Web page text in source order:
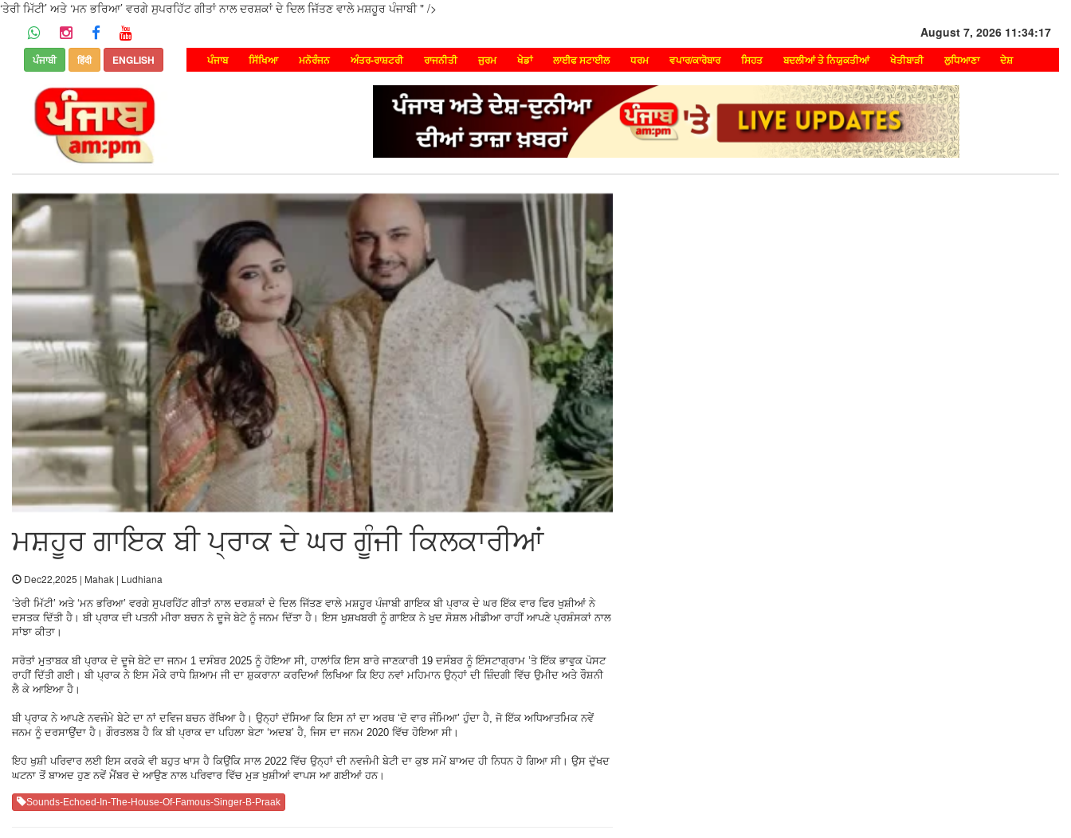
‘ਤੇਰੀ ਮਿੱਟੀ’ ਅਤੇ ‘ਮਨ ਭਰਿਆ’ ਵਰਗੇ ਸੁਪਰਹਿੱਟ ਗੀਤਾਂ ਨਾਲ ਦਰਸ਼ਕਾਂ ਦੇ ਦਿਲ ਜਿੱਤਣ ਵਾਲੇ ਮਸ਼ਹੂਰ ਪੰਜਾਬੀ " />
August 7, 2026 11:34:17
ਪੰਜਾਬੀ हिंदी ENGLISH ਪੰਜਾਬ ਸਿੱਖਿਆ ਮਨੋਰੰਜਨ ਅੰਤਰ-ਰਾਸ਼ਟਰੀ ਰਾਜਨੀਤੀ ਜੁਰਮ ਖੇਡਾਂ ਲਾਈਫ ਸਟਾਈਲ ਧਰਮ ਵਪਾਰ/ਕਾਰੋਬਾਰ ਸਿਹਤ ਬਦਲੀਆਂ ਤੇ ਨਿਯੁਕਤੀਆਂ ਖੇਤੀਬਾੜੀ ਲੁਧਿਆਣਾ ਦੇਸ਼
ਮਸ਼ਹੂਰ ਗਾਇਕ ਬੀ ਪ੍ਰਾਕ ਦੇ ਘਰ ਗੂੰਜੀ ਕਿਲਕਾਰੀਆਂ
Dec22,2025 | Mahak | Ludhiana
‘ਤੇਰੀ ਮਿੱਟੀ’ ਅਤੇ ‘ਮਨ ਭਰਿਆ’ ਵਰਗੇ ਸੁਪਰਹਿੱਟ ਗੀਤਾਂ ਨਾਲ ਦਰਸ਼ਕਾਂ ਦੇ ਦਿਲ ਜਿੱਤਣ ਵਾਲੇ ਮਸ਼ਹੂਰ ਪੰਜਾਬੀ ਗਾਇਕ ਬੀ ਪ੍ਰਾਕ ਦੇ ਘਰ ਇੱਕ ਵਾਰ ਫਿਰ ਖੁਸ਼ੀਆਂ ਨੇ
ਦਸਤਕ ਦਿੱਤੀ ਹੈ। ਬੀ ਪ੍ਰਾਕ ਦੀ ਪਤਨੀ ਮੀਰਾ ਬਚਨ ਨੇ ਦੂਜੇ ਬੇਟੇ ਨੂੰ ਜਨਮ ਦਿੱਤਾ ਹੈ। ਇਸ ਖੁਸ਼ਖਬਰੀ ਨੂੰ ਗਾਇਕ ਨੇ ਖੁਦ ਸੋਸ਼ਲ ਮੀਡੀਆ ਰਾਹੀਂ ਆਪਣੇ ਪ੍ਰਸ਼ੰਸਕਾਂ ਨਾਲ
ਸਾਂਝਾ ਕੀਤਾ।
ਸਰੋਤਾਂ ਮੁਤਾਬਕ ਬੀ ਪ੍ਰਾਕ ਦੇ ਦੂਜੇ ਬੇਟੇ ਦਾ ਜਨਮ 1 ਦਸੰਬਰ 2025 ਨੂੰ ਹੋਇਆ ਸੀ, ਹਾਲਾਂਕਿ ਇਸ ਬਾਰੇ ਜਾਣਕਾਰੀ 19 ਦਸੰਬਰ ਨੂੰ ਇੰਸਟਾਗ੍ਰਾਮ ’ਤੇ ਇੱਕ ਭਾਵੁਕ ਪੋਸਟ
ਰਾਹੀਂ ਦਿੱਤੀ ਗਈ। ਬੀ ਪ੍ਰਾਕ ਨੇ ਇਸ ਮੌਕੇ ਰਾਧੇ ਸ਼ਿਆਮ ਜੀ ਦਾ ਸ਼ੁਕਰਾਨਾ ਕਰਦਿਆਂ ਲਿਖਿਆ ਕਿ ਇਹ ਨਵਾਂ ਮਹਿਮਾਨ ਉਨ੍ਹਾਂ ਦੀ ਜ਼ਿੰਦਗੀ ਵਿੱਚ ਉਮੀਦ ਅਤੇ ਰੌਸ਼ਨੀ
ਲੈ ਕੇ ਆਇਆ ਹੈ।
ਬੀ ਪ੍ਰਾਕ ਨੇ ਆਪਣੇ ਨਵਜੰਮੇ ਬੇਟੇ ਦਾ ਨਾਂ ਦਵਿਜ ਬਚਨ ਰੱਖਿਆ ਹੈ। ਉਨ੍ਹਾਂ ਦੱਸਿਆ ਕਿ ਇਸ ਨਾਂ ਦਾ ਅਰਥ ‘ਦੋ ਵਾਰ ਜੰਮਿਆ’ ਹੁੰਦਾ ਹੈ, ਜੋ ਇੱਕ ਅਧਿਆਤਮਿਕ ਨਵੇਂ
ਜਨਮ ਨੂੰ ਦਰਸਾਉਂਦਾ ਹੈ। ਗੌਰਤਲਬ ਹੈ ਕਿ ਬੀ ਪ੍ਰਾਕ ਦਾ ਪਹਿਲਾ ਬੇਟਾ ‘ਅਦਬ’ ਹੈ, ਜਿਸ ਦਾ ਜਨਮ 2020 ਵਿੱਚ ਹੋਇਆ ਸੀ।
ਇਹ ਖੁਸ਼ੀ ਪਰਿਵਾਰ ਲਈ ਇਸ ਕਰਕੇ ਵੀ ਬਹੁਤ ਖਾਸ ਹੈ ਕਿਉਂਕਿ ਸਾਲ 2022 ਵਿੱਚ ਉਨ੍ਹਾਂ ਦੀ ਨਵਜੰਮੀ ਬੇਟੀ ਦਾ ਕੁਝ ਸਮੇਂ ਬਾਅਦ ਹੀ ਨਿਧਨ ਹੋ ਗਿਆ ਸੀ। ਉਸ ਦੁੱਖਦ
ਘਟਨਾ ਤੋਂ ਬਾਅਦ ਹੁਣ ਨਵੇਂ ਮੈਂਬਰ ਦੇ ਆਉਣ ਨਾਲ ਪਰਿਵਾਰ ਵਿੱਚ ਮੁੜ ਖੁਸ਼ੀਆਂ ਵਾਪਸ ਆ ਗਈਆਂ ਹਨ।
Sounds-Echoed-In-The-House-Of-Famous-Singer-B-Praak